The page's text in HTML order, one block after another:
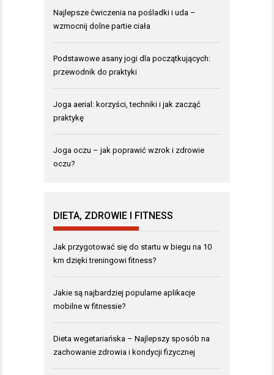
Najlepsze ćwiczenia na pośladki i uda –
wzmocnij dolne partie ciała
Podstawowe asany jogi dla początkujących:
przewodnik do praktyki
Joga aerial: korzyści, techniki i jak zacząć
praktykę
Joga oczu – jak poprawić wzrok i zdrowie
oczu?
DIETA, ZDROWIE I FITNESS
Jak przygotować się do startu w biegu na 10
km dzięki treningowi fitness?
Jakie są najbardziej popularne aplikacje
mobilne w fitnessie?
Dieta wegetariańska – Najlepszy sposób na
zachowanie zdrowia i kondycji fizycznej